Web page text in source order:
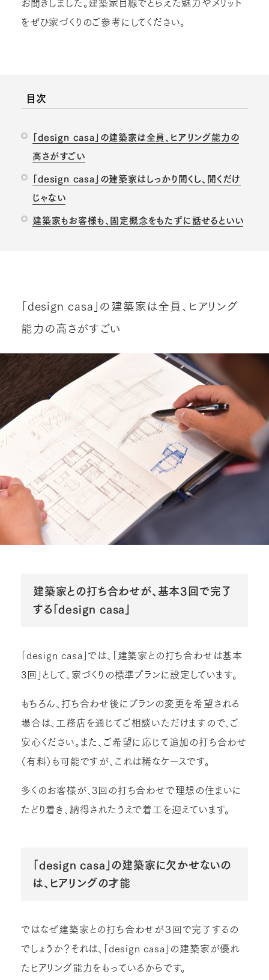
をぜひ家づくりのご参考にしてください。
目次
「design casa」の建築家は全員、ヒアリング能力の
高さがすごい
「design casa」の建築家はしっかり聞くし、聞くだけ
じゃない
建築家もお客様も、固定概念をもたずに話せるといい
「design casa」の建築家は全員、ヒアリング
能力の高さがすごい
建築家との打ち合わせが、基本3回で完了
する「design casa」
「design casa」では、「建築家との打ち合わせは基本
3回」として、家づくりの標準プランに設定しています。
もちろん、打ち合わせ後にプランの変更を希望される
場合は、工務店を通じてご相談いただけますので、ご
安心ください。また、ご希望に応じて追加の打ち合わせ
（有料）も可能ですが、これは稀なケースです。
多くのお客様が、3回の打ち合わせで理想の住まいに
たどり着き、納得されたうえで着工を迎えています。
「design casa」の建築家に欠かせないの
は、ヒアリングの才能
ではなぜ建築家との打ち合わせが３回で完了するの
でしょうか？それは、「design casa」の建築家が優れ
たヒアリング能力をもっているからです。